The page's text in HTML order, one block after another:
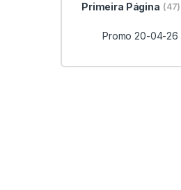
Primeira Página (47)
Promo 20-04-26